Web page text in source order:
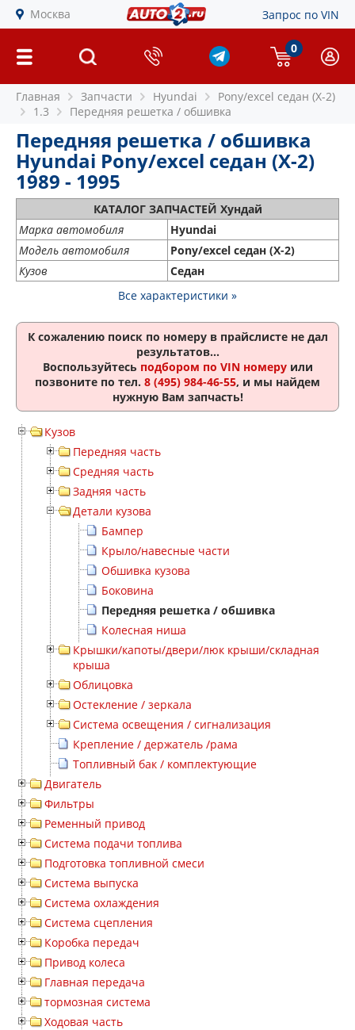
Москва Запрос по VIN
0
Главная Запчасти Hyundai
Pony/excel седан (X-2)
1.3
Передняя решетка / обшивка
Передняя решетка / обшивка
Hyundai Pony/excel седан (X-2)
1989 - 1995
КАТАЛОГ ЗАПЧАСТЕЙ Хундай
Марка автомобиля
Hyundai
Модель автомобиля
Pony/excel седан (X-2)
Кузов
Седан
Все характеристики »
К сожалению поиск по номеру в прайслисте не дал
результатов...
Воспользуйтесь подбором по VIN номеруили
позвоните по тел. 8 (495) 984-46-55, и мы найдем
нужную Вам запчасть!
Кузов
Передняя часть
Средняя часть
Задняя часть
Детали кузова
Бампер
Крыло/навесные части
Обшивка кузова
Боковина
Передняя решетка / обшивка
Колесная ниша
Крышки/капоты/двери/люк крыши/складная
крыша
Облицовка
Остекление / зеркала
Система освещения / сигнализация
Крепление / держатель /рама
Топливный бак / комплектующие
Двигатель
Фильтры
Ременный привод
Система подачи топлива
Подготовка топливной смеси
Система выпуска
Система охлаждения
Система сцепления
Коробка передач
Привод колеса
Главная передача
тормозная система
Ходовая часть